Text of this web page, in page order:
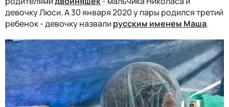
девочку Люси. А 30 января 2020 у пары родился третий
ребенок - девочку назвалирусским именем Маша.